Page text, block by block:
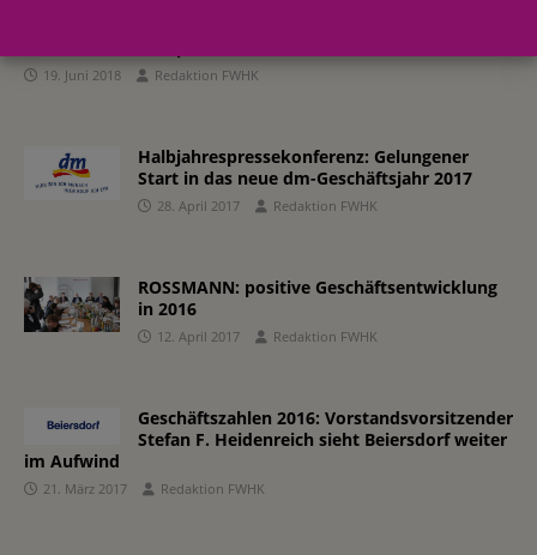
19. Juni 2018 Redaktion FWHK
Halbjahrespressekonferenz: Gelungener
Start in das neue dm-Geschäftsjahr 2017
28. April 2017 Redaktion FWHK
ROSSMANN: positive Geschäftsentwicklung
in 2016
12. April 2017 Redaktion FWHK
Geschäftszahlen 2016: Vorstandsvorsitzender
Stefan F. Heidenreich sieht Beiersdorf weiter
im Aufwind
21. März 2017 Redaktion FWHK